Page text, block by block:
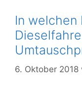
In welchen
6. Oktober 2018